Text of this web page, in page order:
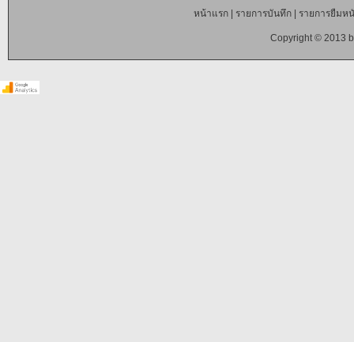
หน้าแรก| รายการบันทึก| รายการยืมห
Copyright © 2013